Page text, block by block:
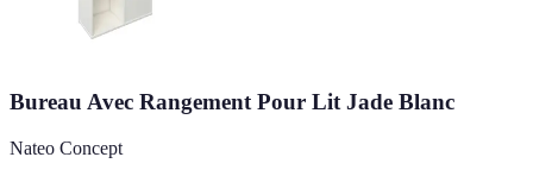
Bureau Avec Rangement Pour Lit Jade Blanc
Nateo Concept